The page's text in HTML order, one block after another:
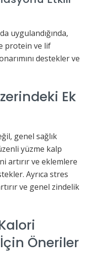
uygulandığında,
protein ve lif
destekler ve
Ek
genel sağlık
yüzme kalp
artırır ve eklemlere
Ayrıca stres
ve genel zindelik
İçin Öneriler